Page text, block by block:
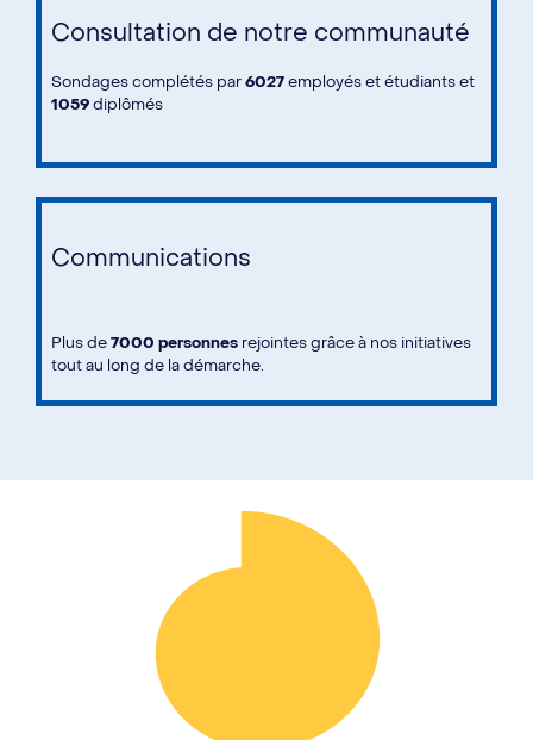
Consultation de notre communauté
Sondages complétés par6027employés et étudiants et
1059diplômés
Communications
Plus de7000 personnes rejointes grâce à nos initiatives
tout au long de la démarche.